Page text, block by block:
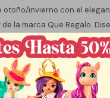
otoño/invierno con el
la marca Que Regalo.
gorro no solo proporciona
toque distintivo a cualquier
con gracia, enmarcando
natural. Disponible en